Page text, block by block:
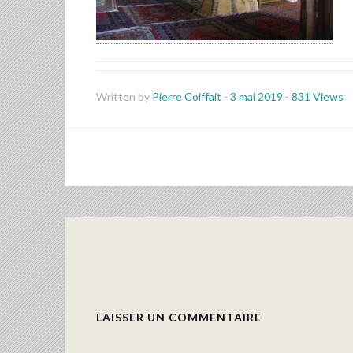
Written by Pierre Coiffait - 3 mai 2019 - 831 Views
LAISSER UN COMMENTAIRE